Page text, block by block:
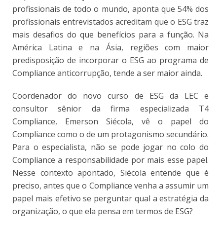
profissionais de todo o mundo, aponta que 54% dos
profissionais entrevistados acreditam que o ESG traz
mais desafios do que benefícios para a função. Na
América Latina e na Ásia, regiões com maior
predisposição de incorporar o ESG ao programa de
Compliance anticorrupção, tende a ser maior ainda.
Coordenador do novo curso de ESG da LEC e
consultor sênior da firma especializada T4
Compliance, Emerson Siécola, vê o papel do
Compliance como o de um protagonismo secundário.
Para o especialista, não se pode jogar no colo do
Compliance a responsabilidade por mais esse papel.
Nesse contexto apontado, Siécola entende que é
preciso, antes que o Compliance venha a assumir um
papel mais efetivo se perguntar qual a estratégia da
organização, o que ela pensa em termos de ESG?